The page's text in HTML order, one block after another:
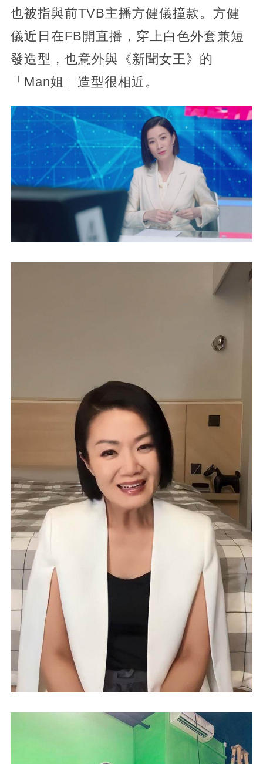
也被指與前TVB主播方健儀撞款。方健
儀近日在FB開直播，穿上白色外套兼短
發造型，也意外與《新聞女王》的
「Man姐」造型很相近。